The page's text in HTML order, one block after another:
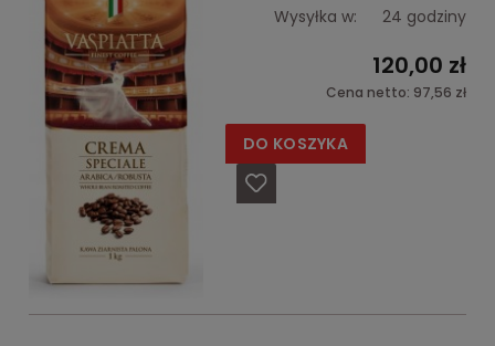
Wysyłka w:
24 godziny
120,00 zł
Cena netto: 97,56 zł
DO KOSZYKA